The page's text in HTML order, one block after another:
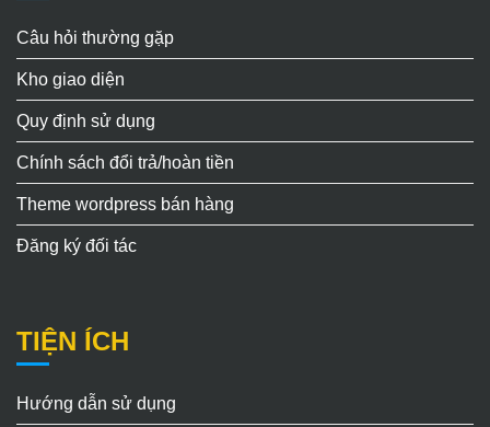
Câu hỏi thường gặp
Kho giao diện
Quy định sử dụng
Chính sách đổi trả/hoàn tiền
Theme wordpress bán hàng
Đăng ký đối tác
TIỆN ÍCH
Hướng dẫn sử dụng